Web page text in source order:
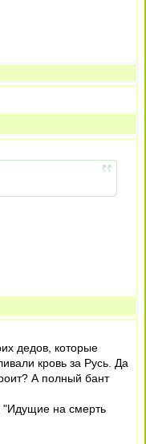
дедов, которые
кровь за Русь. Да
А полный бант
"Идущие на смерть